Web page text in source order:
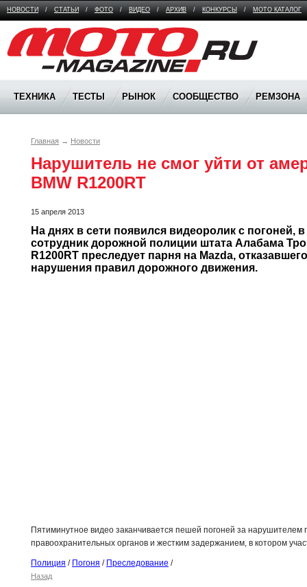
НОВОСТИ / СТАТЬИ / ФОТО / ВИДЕО / АРХИВ / КОНКУРСЫ / МОТО КАТАЛОГ
Moto Magazine
ТЕХНИКА ТЕСТЫ РЫНОК СООБЩЕСТВО РЕМЗОНА
Главная → Новости
Нарушитель не смог уйти от
BMW R1200RT
15 апреля 2013
На днях в сети появился видеоролик с погоней,
сотрудник дорожной полиции штата Алабама
R1200RT преследует парня на Mazda,
нарушения правил дорожного движения.
Пятиминутное видео заканчивается пешей погоней за нарушителем
правоохранительных органов и жестким задержанием, в котором
Полиция / Погоня / Преследование /
Назад